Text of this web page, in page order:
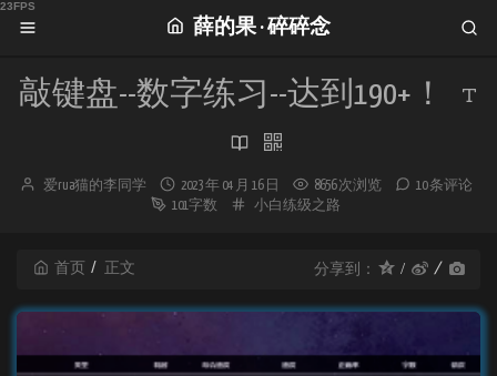
薛的果 · 碎碎念
敲键盘--数字练习--达到190+！
博
爱rua猫的李同学
发
布
2023 年 04 月 16 日 8656 次浏览
10 条评论
101字数
分
小白练级之路
首页 正文 分享到：